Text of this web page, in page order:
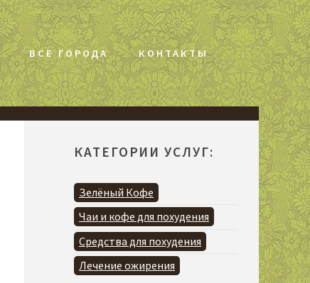
ВСЕ ГОРОДА КОНТАКТЫ
КАТЕГОРИИ УСЛУГ:
Зелёный Кофе
Чаи и кофе для похудения
Средства для похудения
Лечение ожирения